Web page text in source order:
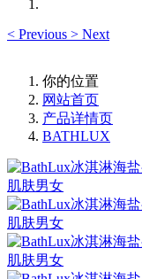
< Previous > Next
你的位置
网站首页
产品详情页
BATHLUX